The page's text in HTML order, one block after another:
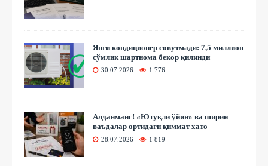
Янги кондиционер совутмади: 7,5 миллион
сўмлик шартнома бекор қилинди
30.07.2026 1 776
Алданманг! «Ютуқли ўйин» ва ширин
ваъдалар ортидаги қиммат хато
28.07.2026 1 819